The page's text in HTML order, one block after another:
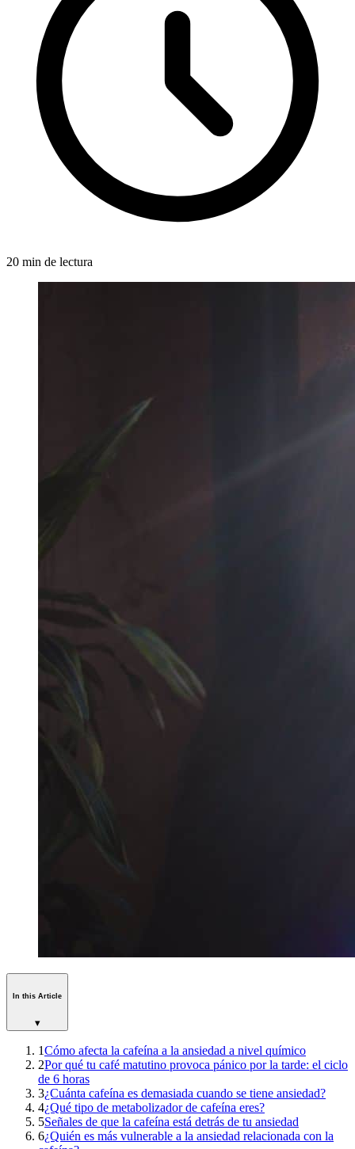
20 min de lectura
In this Article
▾
1Cómo afecta la cafeína a la ansiedad a nivel químico
2Por qué tu café matutino provoca pánico por la tarde: el ciclo
de 6 horas
3¿Cuánta cafeína es demasiada cuando se tiene ansiedad?
4¿Qué tipo de metabolizador de cafeína eres?
5Señales de que la cafeína está detrás de tu ansiedad
6¿Quién es más vulnerable a la ansiedad relacionada con la